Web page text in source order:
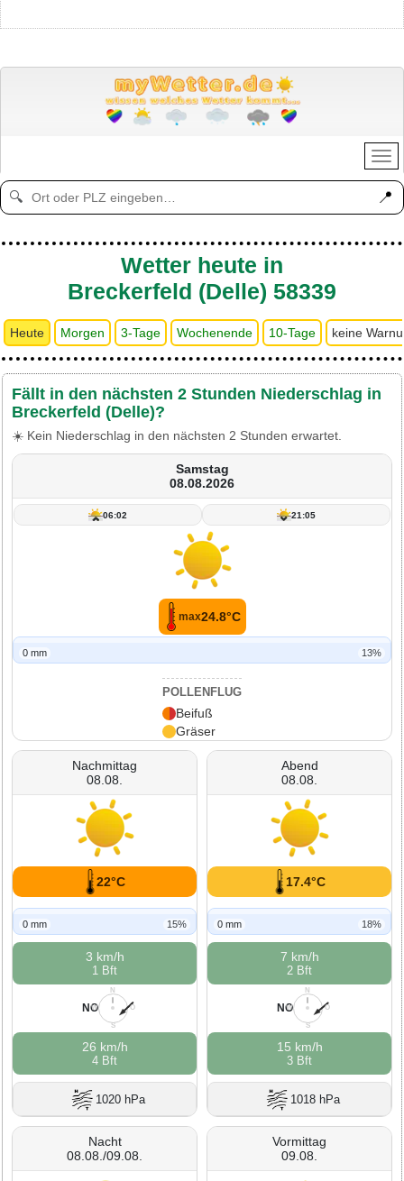
🔍 📍
Wetter heute in
Breckerfeld (Delle) 58339
Heute Morgen 3-Tage Wochenende 10-Tage keine
Fällt in den nächsten 2 Stunden Niederschlag in
Breckerfeld (Delle)?
☀️ Kein Niederschlag in den nächsten 2 Stunden erwartet.
Samstag
08.08.2026
06:02 21:05
max24.8°C
0 mm 13%
POLLENFLUG
Beifuß
Gräser
Nachmittag
08.08.
22°C
0 mm 15%
3 km/h
1 Bft
N
O
S
W
NO
26 km/h
4 Bft
1020 hPa
Abend
08.08.
17.4°C
0 mm 18%
7 km/h
2 Bft
N
O
S
W
NO
15 km/h
3 Bft
1018 hPa
Nacht
08.08./09.08.
Vormittag
09.08.